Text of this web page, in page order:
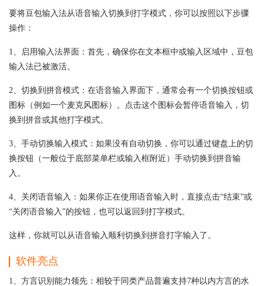
要将豆包输入法从语音输入切换到打字模式，你可以按照以下步骤
操作：
1、启用输入法界面：首先，确保你在文本框中或输入区域中，豆包
输入法已被激活。
2、切换到拼音模式：在语音输入界面下，通常会有一个切换按钮或
图标（例如一个麦克风图标）。点击这个图标会暂停语音输入，切
换到拼音或其他打字模式。
3、手动切换输入模式：如果没有自动切换，你可以通过键盘上的切
换按钮（一般位于底部菜单栏或输入框附近）手动切换到拼音输
入。
4、关闭语音输入：如果你正在使用语音输入时，直接点击“结束”或
“关闭语音输入”的按钮，也可以返回到打字模式。
这样，你就可以从语音输入顺利切换到拼音打字输入了。
软件亮点
1、方言识别能力领先：相较于同类产品普遍支持7种以内方言的水